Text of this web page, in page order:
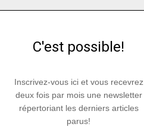
C'est possible!
Inscrivez-vous ici et vous recevrez
deux fois par mois une newsletter
répertoriant les derniers articles
parus!